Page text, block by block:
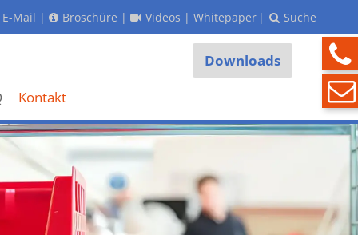
E-Mail | Broschüre | Videos | Whitepaper | Suche
Downloads
Kontakt